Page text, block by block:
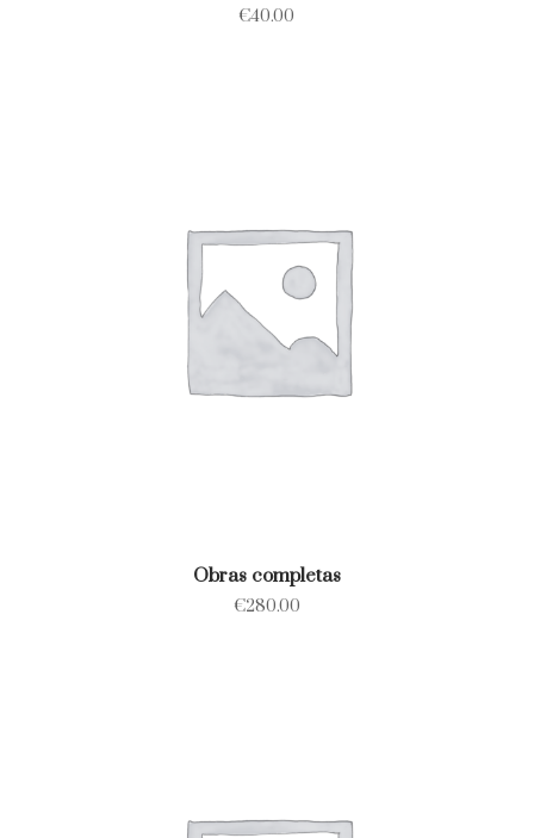
€40.00
Obras completas
€280.00